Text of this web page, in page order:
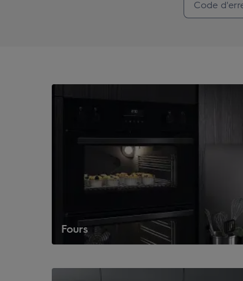
Fours